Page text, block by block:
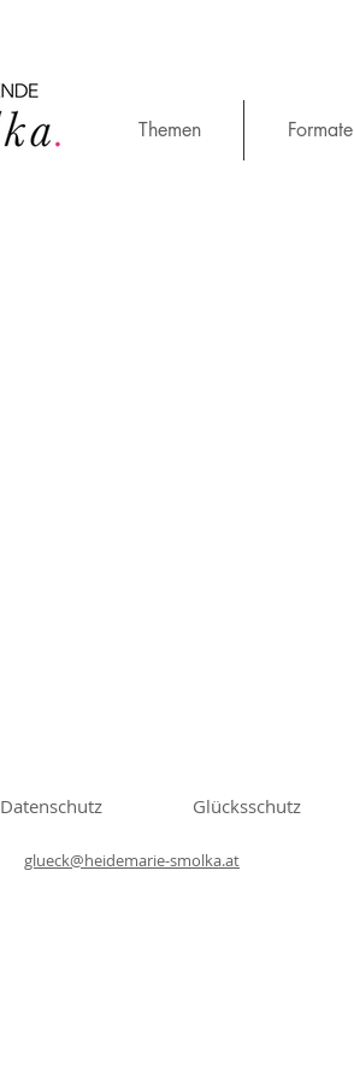
Themen Formate
Datenschutz Glücksschutz
glueck@heidemarie-smolka.at